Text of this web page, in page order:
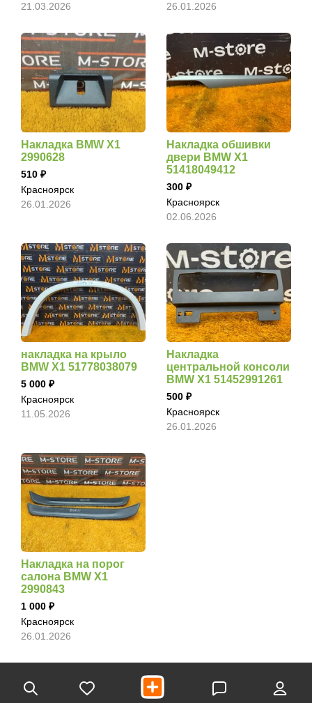
21.03.2026
26.01.2026
Накладка BMW X1
2990628
510
Красноярск
26.01.2026
Накладка обшивки
двери BMW X1
51418049412
300
Красноярск
02.06.2026
накладка на крыло
BMW X1 51778038079
5 000
Красноярск
11.05.2026
Накладка
центральной консоли
BMW X1 51452991261
500
Красноярск
26.01.2026
Накладка на порог
салона BMW X1
2990843
1 000
Красноярск
26.01.2026